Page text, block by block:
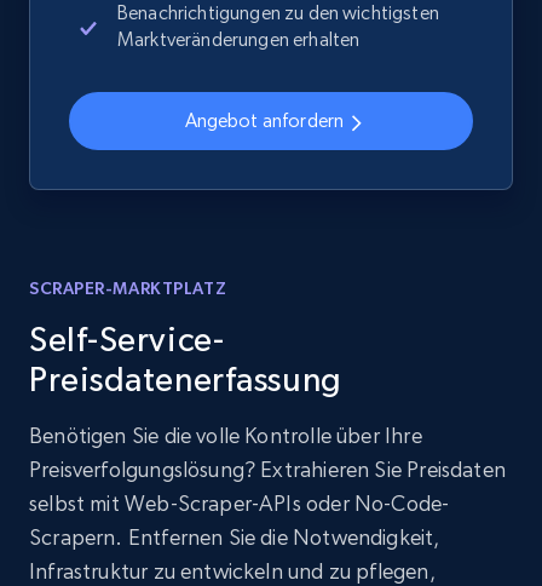
Benachrichtigungen zu den wichtigsten
Marktveränderungen erhalten
Angebot anfordern
SCRAPER-MARKTPLATZ
Self-Service-
Preisdatenerfassung
Benötigen Sie die volle Kontrolle über Ihre
Preisverfolgungslösung? Extrahieren Sie Preisdaten
selbst mit Web-Scraper-APIs oder No-Code-
Scrapern. Entfernen Sie die Notwendigkeit,
Infrastruktur zu entwickeln und zu pflegen,